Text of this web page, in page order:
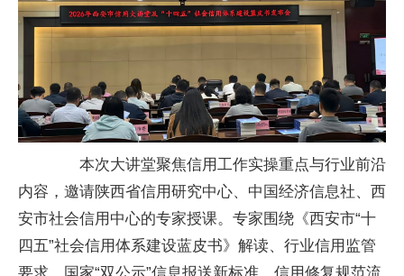
本次大讲堂聚焦信用工作实操重点与行业前沿
内容，邀请陕西省信用研究中心、中国经济信息社、西
安市社会信用中心的专家授课。专家围绕《西安市“十
四五”社会信用体系建设蓝皮书》解读、行业信用监管